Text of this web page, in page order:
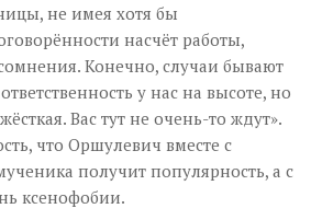
не имея хотя бы
насчёт работы,
Конечно, случаи бывают
у нас на высоте, но
Вас тут не очень-то ждут».
что Оршулевич вместе с
получит популярность, а с
ксенофобии.